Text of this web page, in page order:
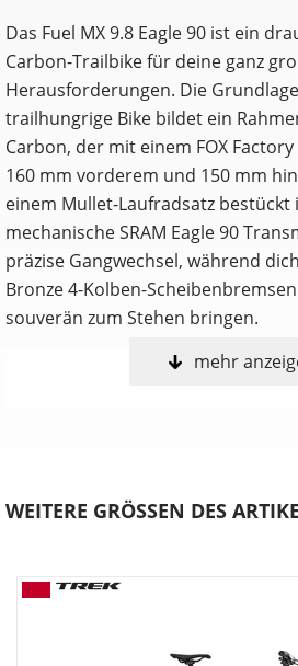
Das Fuel MX 9.8 Eagle 90 ist ein
Carbon-Trailbike für deine ganz
Herausforderungen. Die
trailhungrige Bike bildet ein
Carbon, der mit einem FOX
160 mm vorderem und 150 mm
einem Mullet-Laufradsatz bestückt
mechanische SRAM Eagle 90
präzise Gangwechsel, während
Bronze 4-Kolben-
souverän zum Stehen bringen.
Anpassen, shredden, wiederholen
des MX oder die schluckfreudige
Verstellbare Progression
unverändertem Ansprechverhalten
mehr
WEITERE GRÖSSEN DES